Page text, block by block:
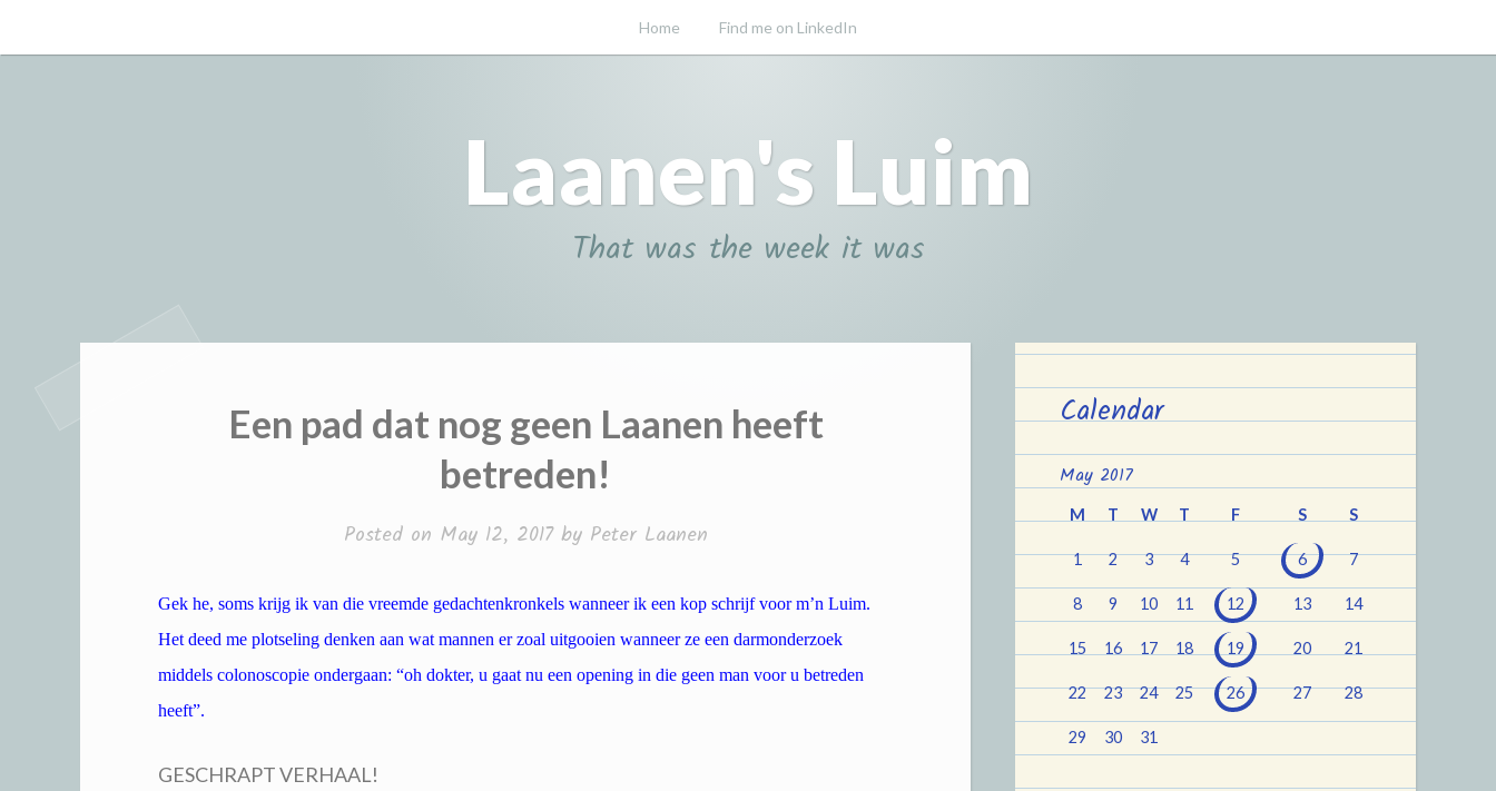
to
Home Find me on LinkedIn
Laanen's Luim
That was the week it was
Een pad dat nog geen Laanen heeft
betreden!
Posted on May 12, 2017by Peter Laanen
Gek he, soms krijg ik van die vreemde gedachtenkronkels wanneer ik een kop schrijf voor m’n Luim.
Het deed me plotseling denken aan wat mannen er zoal uitgooien wanneer ze een darmonderzoek
middels colonoscopie ondergaan: “oh dokter, u gaat nu een opening in die geen man voor u betreden
heeft”.
GESCHRAPT VERHAAL!
Calendar
May 2017
M T W T F S S
1 2 3 4 5 6 7
8 9 10 11 12 13 14
15 16 17 18 19 20 21
22 23 24 25 26 27 28
29 30 31